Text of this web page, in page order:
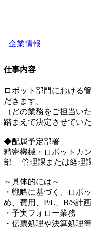
企業情報
仕事内容
ロボット部門における
だきます。
（どの業務をご担当い
踏まえて決定させてい
◆配属予定部署
精密機械・ロボットカ
部 管理課または経理
～具体的には～
・戦略に基づく、ロボ
め、費用、P/L、B/S計
・予実フォロー業務
・伝票処理や決算処理